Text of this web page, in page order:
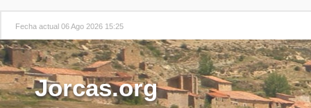
Fecha actual 06 Ago 2026 15:25
Jorcas.org